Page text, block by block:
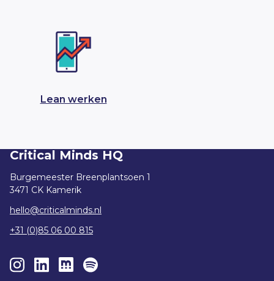
Lean werken
Critical Minds HQ
Burgemeester Breenplantsoen 1
3471 CK Kamerik
hello@criticalminds.nl
+31 (0)85 06 00 815